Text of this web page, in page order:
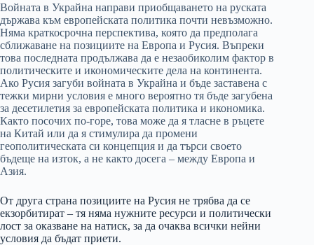
Войната в Украйна направи приобщаването на руската
държава към европейската политика почти невъзможно.
Няма краткосрочна перспектива, която да предполага
сближаване на позициите на Европа и Русия. Въпреки
това последната продължава да е незаобиколим фактор в
политическите и икономическите дела на континента.
Ако Русия загуби войната в Украйна и бъде заставена с
тежки мирни условия е много вероятно тя бъде загубена
за десетилетия за европейската политика и икономика.
Както посочих по-горе, това може да я тласне в ръцете
на Китай или да я стимулира да промени
геополитическата си концепция и да търси своето
бъдеще на изток, а не както досега – между Европа и
Азия.
От друга страна позициите на Русия не трябва да се
екзорбитират – тя няма нужните ресурси и политически
лост за оказване на натиск, за да очаква всички нейни
условия да бъдат приети.